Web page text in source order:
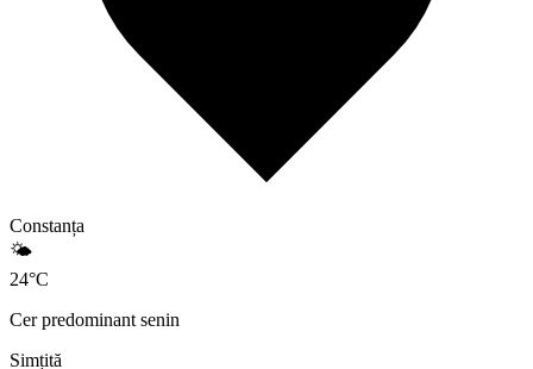
Constanța
🌤️
24°C
Cer predominant senin
Simțită